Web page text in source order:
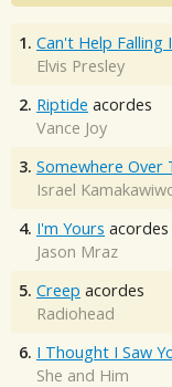
1. Can't Help Falling
Elvis Presley
2. Riptide acordes
Vance Joy
3. Somewhere Over
Israel
4. I'm Yours acordes
Jason Mraz
5. Creep acordes
Radiohead
6. I Thought I Saw
She and Him